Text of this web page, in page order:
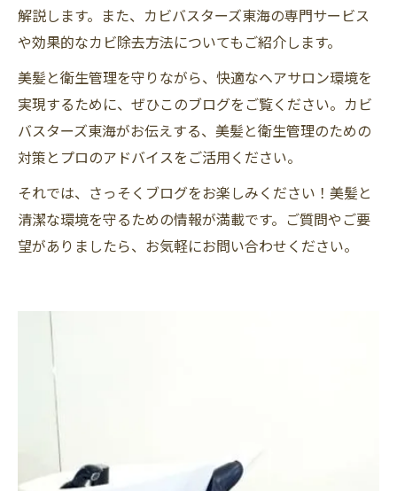
解説します。また、カビバスターズ東海の専門サービス
や効果的なカビ除去方法についてもご紹介します。
美髪と衛生管理を守りながら、快適なヘアサロン環境を
実現するために、ぜひこのブログをご覧ください。カビ
バスターズ東海がお伝えする、美髪と衛生管理のための
対策とプロのアドバイスをご活用ください。
それでは、さっそくブログをお楽しみください！美髪と
清潔な環境を守るための情報が満載です。ご質問やご要
望がありましたら、お気軽にお問い合わせください。